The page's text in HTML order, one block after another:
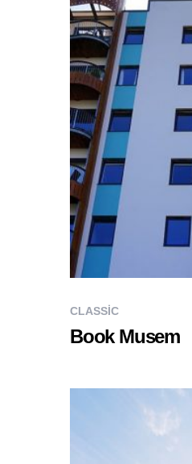
CLASSIC
Book Musem